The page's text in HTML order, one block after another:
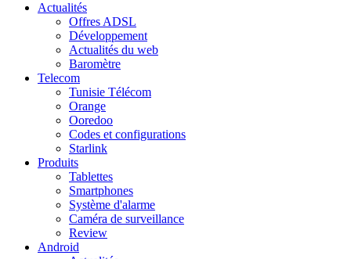
Actualités
Offres ADSL
Développement
Actualités du web
Baromètre
Telecom
Tunisie Télécom
Orange
Ooredoo
Codes et configurations
Starlink
Produits
Tablettes
Smartphones
Système d'alarme
Caméra de surveillance
Review
Android